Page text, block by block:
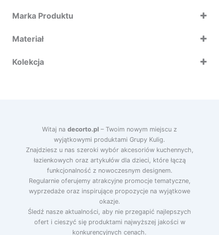
Marka Produktu
Mepal
Materiał
Kolekcja
Witaj na decorto.pl – Twoim nowym miejscu z
wyjątkowymi produktami Grupy Kulig.
Znajdziesz u nas szeroki wybór akcesoriów kuchennych,
łazienkowych oraz artykułów dla dzieci, które łączą
funkcjonalność z nowoczesnym designem.
Regularnie oferujemy atrakcyjne promocje tematyczne,
wyprzedaże oraz inspirujące propozycje na wyjątkowe
okazje.
Śledź nasze aktualności, aby nie przegapić najlepszych
ofert i cieszyć się produktami najwyższej jakości w
konkurencyjnych cenach.